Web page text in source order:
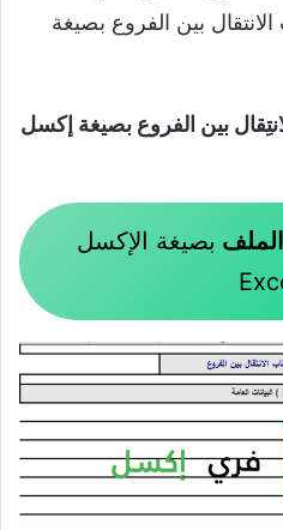
بين الفروع بصيغة
بين الفروع بصيغة إكسل
بصيغة الإكسل